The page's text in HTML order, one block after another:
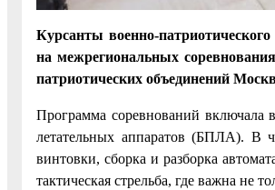
Курсанты военно-
на межрегиональных
патриотических объединений
Программа соревнований включала
летательных аппаратов (БПЛА). В
винтовки, сборка и разборка
тактическая стрельба, где важна не